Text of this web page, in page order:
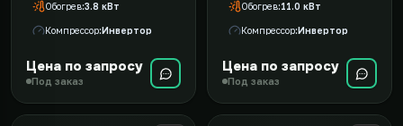
Обогрев 3.8 кВт
Компрессор Инвертор
Цена по запросу
Под заказ
Обогрев 11.0 кВт
Компрессор Инвертор
Цена по запросу
Под заказ